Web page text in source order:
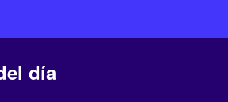
día